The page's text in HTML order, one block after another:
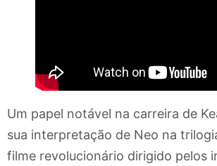
Um papel notável na carreira de
sua interpretação de Neo na
filme revolucionário dirigido pelos